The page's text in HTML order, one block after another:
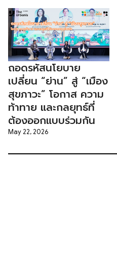
ถอดรหัสนโยบาย
เปลี่ยน “ย่าน” สู่ “เมือง
สุขภาวะ” โอกาส ความ
ท้าทาย และกลยุทธ์ที่
ต้องออกแบบร่วมกัน
May 22, 2026